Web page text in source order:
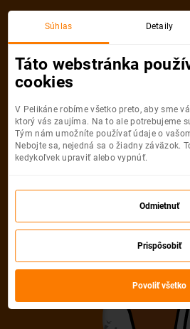
Akciová
už nie je
Vybrať inú akciovú
Súhlas Detaily
Táto webstránka
cookies
V Pelikáne robíme všetko preto, aby sme
ktorý vás zaujíma. Na to ale potrebujeme
Tým nám umožníte používať údaje o
Nebojte sa, nejedná sa o žiadny záväzok.
kedykoľvek upraviť alebo vypnúť.
Odmietnuť
Prispôsobiť
Povoliť všetko